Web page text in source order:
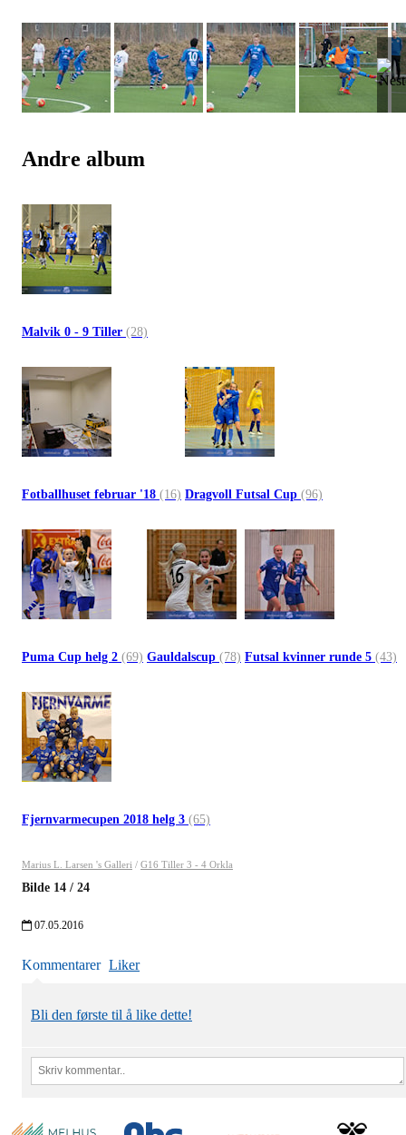
Andre album
Malvik 0 - 9 Tiller (28)
Fotballhuset februar '18 (16) Dragvoll Futsal Cup (96)
Puma Cup helg 2 (69) Gauldalscup (78) Futsal kvinner runde 5 (43)
Fjernvarmecupen 2018 helg 3 (65)
Marius L. Larsen 's Galleri / G16 Tiller 3 - 4 Orkla
Bilde 14 / 24
07.05.2016
Kommentarer Liker
Bli den første til å like dette!